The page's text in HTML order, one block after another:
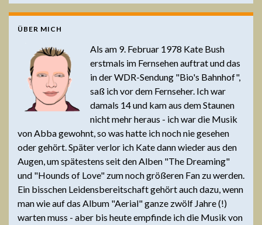
ÜBER MICH
Als am 9. Februar 1978 Kate Bush
erstmals im Fernsehen auftrat und das
in der WDR-Sendung "Bio's Bahnhof",
saß ich vor dem Fernseher. Ich war
damals 14 und kam aus dem Staunen
nicht mehr heraus - ich war die Musik
von Abba gewohnt, so was hatte ich noch nie gesehen
oder gehört. Später verlor ich Kate dann wieder aus den
Augen, um spätestens seit den Alben "The Dreaming"
und "Hounds of Love" zum noch größeren Fan zu werden.
Ein bisschen Leidensbereitschaft gehört auch dazu, wenn
man wie auf das Album "Aerial" ganze zwölf Jahre (!)
warten muss - aber bis heute empfinde ich die Musik von